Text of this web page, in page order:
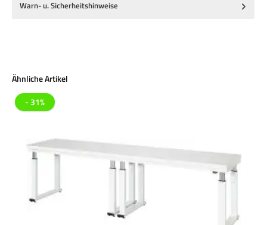
Warn- u. Sicherheitshinweise
Produktgalerie überspringen
Ähnliche Artikel
- 31%